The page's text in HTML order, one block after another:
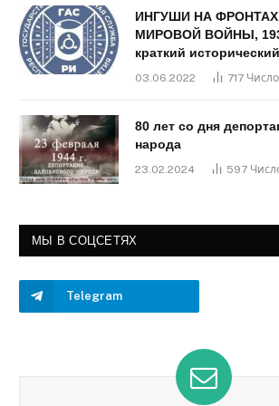
ИНГУШИ НА
МИРОВОЙ ВОЙНЫ,
краткий
03.06.2022 717
80 лет со дня
народа
23.02.2024 597
МЫ В СОЦСЕТЯХ
Telegram